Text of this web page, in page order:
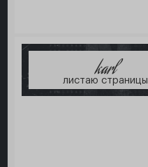
karl
листаю страницы